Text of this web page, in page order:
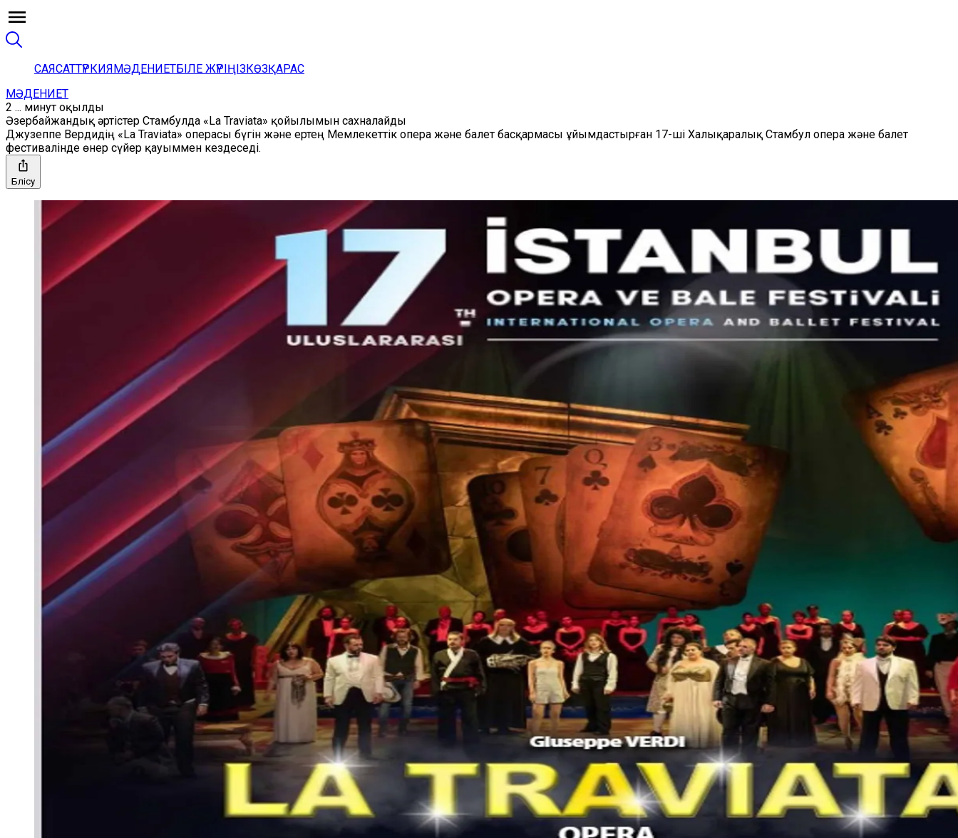
САЯСАТТҮРКИЯМӘДЕНИЕТБІЛЕ ЖҮРІҢІЗКӨЗҚАРАС
МӘДЕНИЕТ
2 ... минут оқылды
Әзербайжандық әртістер Стамбулда «La Traviata» қойылымын сахналайды
Джузеппе Вердидің «La Traviata» операсы бүгін және ертең Мемлекеттік опера және балет басқармасы ұйымдастырған 17-ші Халықаралық Стамбул опера және балет
фестивалінде өнер сүйер қауыммен кездеседі.
Бөлісу